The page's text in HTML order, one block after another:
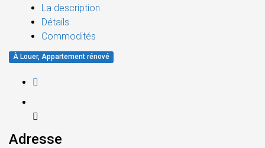
La description
Détails
Commodités
À Louer, Appartement rénové
Adresse